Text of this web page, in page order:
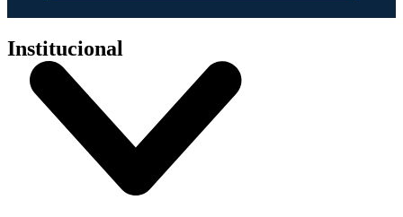
Institucional